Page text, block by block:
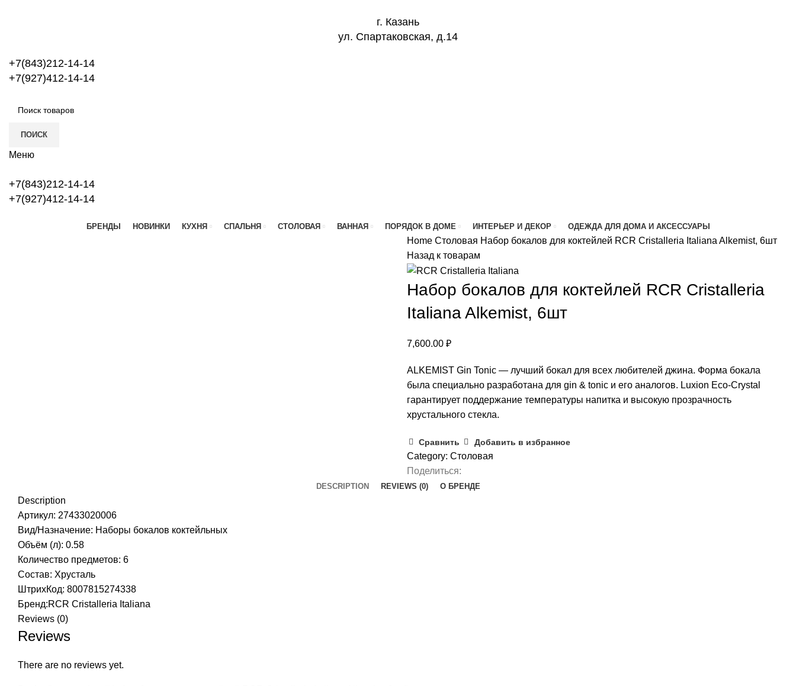
г. Казань
ул. Спартаковская, д.14
+7(843)212-14-14
+7(927)412-14-14
ПОИСК
Меню
+7(843)212-14-14
+7(927)412-14-14
БРЕНДЫ НОВИНКИ КУХНЯ СПАЛЬНЯ СТОЛОВАЯ ВАННАЯ ПОРЯДОК В ДОМЕ ИНТЕРЬЕР И ДЕКОР ОДЕЖДА ДЛЯ ДОМА И АКСЕССУАРЫ
Home Столовая Набор бокалов для коктейлей RCR Cristalleria Italiana Alkemist, 6шт
Назад к товарам
Набор бокалов для коктейлей RCR Cristalleria
Italiana Alkemist, 6шт
7,600.00 ₽
ALKEMIST Gin Tonic — лучший бокал для всех любителей джина. Форма бокала
была специально разработана для gin & tonic и его аналогов. Luxion Eco-Crystal
гарантирует поддержание температуры напитка и высокую прозрачность
хрустального стекла.
Сравнить Добавить в избранное
Category: Столовая
Поделиться:
DESCRIPTION REVIEWS (0) О БРЕНДЕ
Description
Артикул: 27433020006
Вид/Назначение: Наборы бокалов коктейльных
Объём (л): 0.58
Количество предметов: 6
Состав: Хрусталь
ШтрихКод: 8007815274338
Бренд:RCR Cristalleria Italiana
Reviews (0)
Reviews
There are no reviews yet.